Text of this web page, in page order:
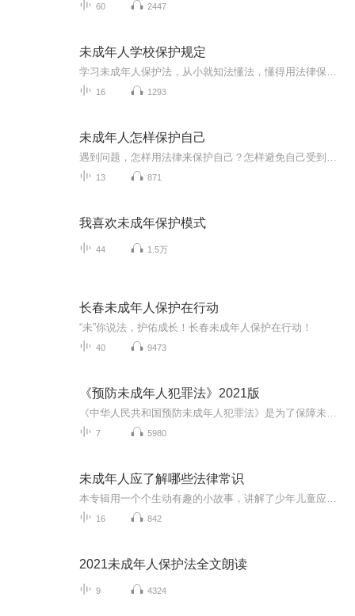
60 2447
未成年人学校保护规定
16 1293
未成年人怎样保护自己
13 871
我喜欢未成年保护模式
44 1.5万
长春未成年人保护在行动
“未”你说法，护佑成长！长春未成年人保护在行动！
40 9473
《预防未成年人犯罪法》2021版
7 5980
未成年人应了解哪些法律常识
16 842
2021未成年人保护法全文朗读
9 4324